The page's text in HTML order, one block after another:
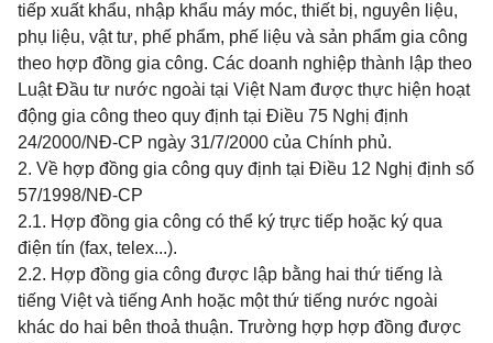
tiếp xuất khẩu, nhập khẩu máy móc, thiết bị, nguyên liệu,
phụ liệu, vật tư, phế phẩm, phế liệu và sản phẩm gia công
theo hợp đồng gia công. Các doanh nghiệp thành lập theo
Luật Đầu tư nước ngoài tại Việt Nam được thực hiện hoạt
động gia công theo quy định tại Điều 75 Nghị định
24/2000/NĐ-CP ngày 31/7/2000 của Chính phủ.
2. Về hợp đồng gia công quy định tại Điều 12 Nghị định số
57/1998/NĐ-CP
2.1. Hợp đồng gia công có thể ký trực tiếp hoặc ký qua
điện tín (fax, telex...).
2.2. Hợp đồng gia công được lập bằng hai thứ tiếng là
tiếng Việt và tiếng Anh hoặc một thứ tiếng nước ngoài
khác do hai bên thoả thuận. Trường hợp hợp đồng được